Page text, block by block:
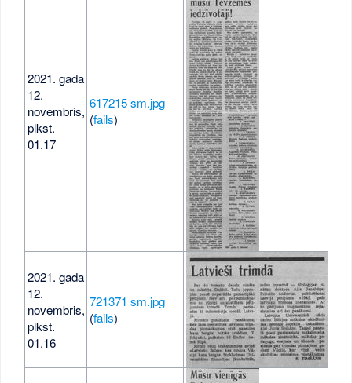
2021. gada
12.
novembris,
plkst.
01.17
617215 sm.jpg
(fails)
2021. gada
12.
novembris,
plkst.
01.16
721371 sm.jpg
(fails)